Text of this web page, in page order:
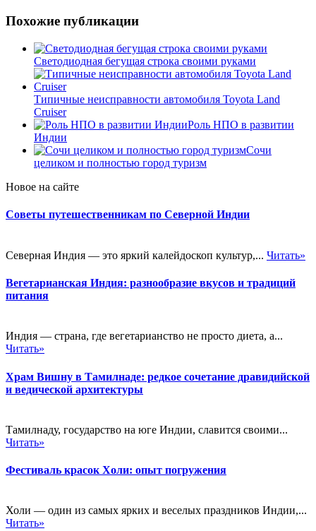
Похожие публикации
Светодиодная бегущая строка своими руками
Типичные неисправности автомобиля Toyota Land
Cruiser
Роль НПО в развитии
Индии
Сочи
целиком и полностью город туризм
Новое на сайте
Советы путешественникам по Северной Индии
Северная Индия — это яркий калейдоскоп культур,... Читать»
Вегетарианская Индия: разнообразие вкусов и традиций
питания
Индия — страна, где вегетарианство не просто диета, а...
Читать»
Храм Вишну в Тамилнаде: редкое сочетание дравидийской
и ведической архитектуры
Тамилнаду, государство на юге Индии, славится своими...
Читать»
Фестиваль красок Холи: опыт погружения
Холи — один из самых ярких и веселых праздников Индии,...
Читать»